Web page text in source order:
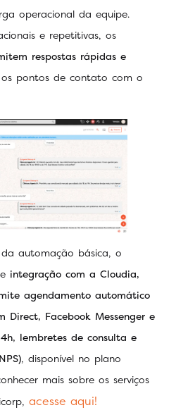
operacional da equipe.
e repetitivas, os
respostas rápidas e
pontos de contato com o
automação básica, o
integração com a Cloudia,
agendamento automático
Direct, Facebook Messenger e
lembretes de consulta e
, disponível no plano
mais sobre os serviços
acesse aqui!